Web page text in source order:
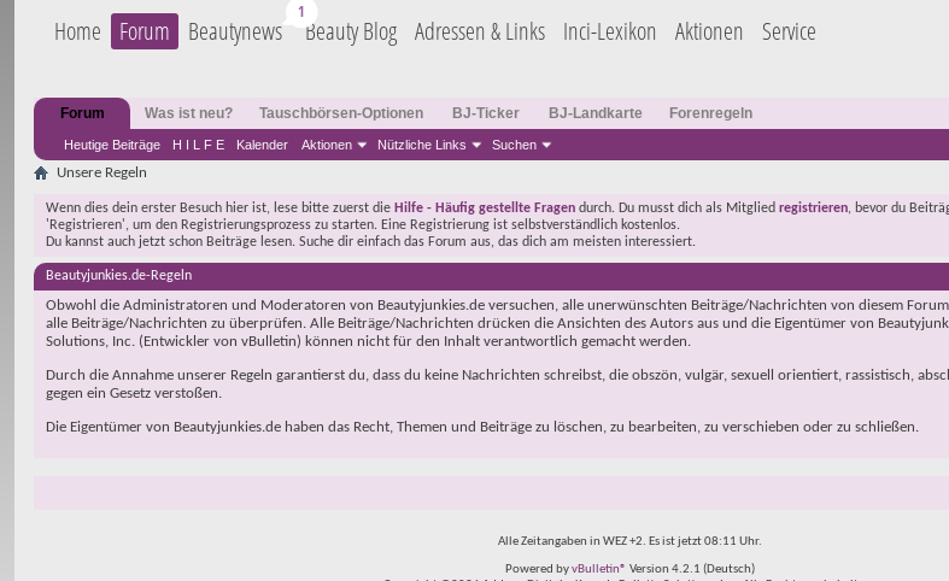
Home Forum Beautynews Beauty Blog Adressen & Links Inci-Lexikon Aktionen Service
Forum
Heutige Beiträge H I L F E Kalender Aktionen Nützliche Links Suchen
Was ist neu? Tauschbörsen-Optionen BJ-Ticker BJ-Landkarte Forenregeln
Unsere Regeln
Wenn dies dein erster Besuch hier ist, lese bitte zuerst die Hilfe - Häufig gestellte Fragen durch. Du musst dich als Mitglied registrieren, bevor du
'Registrieren', um den Registrierungsprozess zu starten. Eine Registrierung ist selbstverständlich kostenlos.
Du kannst auch jetzt schon Beiträge lesen. Suche dir einfach das Forum aus, das dich am meisten interessiert.
Beautyjunkies.de-Regeln
Obwohl die Administratoren und Moderatoren von Beautyjunkies.de versuchen, alle unerwünschten Beiträge/Nachrichten von diesem
alle Beiträge/Nachrichten zu überprüfen. Alle Beiträge/Nachrichten drücken die Ansichten des Autors aus und die Eigentümer von
Solutions, Inc. (Entwickler von vBulletin) können nicht für den Inhalt verantwortlich gemacht werden.
Durch die Annahme unserer Regeln garantierst du, dass du keine Nachrichten schreibst, die obszön, vulgär, sexuell orientiert, rassistisch,
gegen ein Gesetz verstoßen.
Die Eigentümer von Beautyjunkies.de haben das Recht, Themen und Beiträge zu löschen, zu bearbeiten, zu verschieben oder zu schließen.
Alle Zeitangaben in WEZ +2. Es ist jetzt08:11 Uhr.
Powered byvBulletin® Version 4.2.1 (Deutsch)